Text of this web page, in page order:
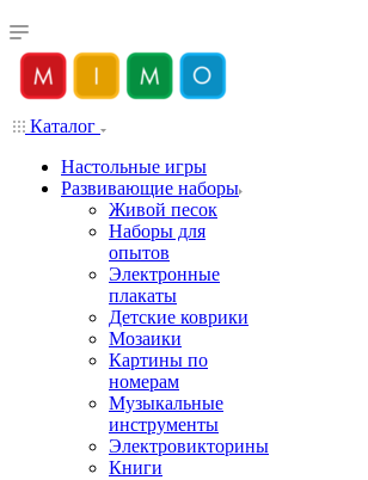
Каталог
Настольные игры
Развивающие наборы
Живой песок
Наборы для
опытов
Электронные
плакаты
Детские коврики
Мозаики
Картины по
номерам
Музыкальные
инструменты
Электровикторины
Книги